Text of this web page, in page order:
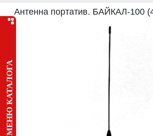
МЕНЮ КАТАЛОГА
Антенна портатив. БАЙКАЛ-100